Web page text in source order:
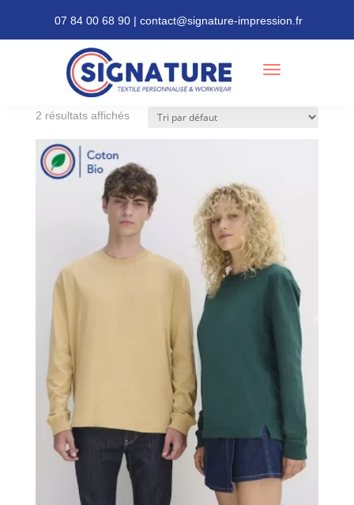
07 84 00 68 90 | contact@signature-impression.fr
/ Produits identifiés “Manches Longues”
Manches Longues
2 résultats affichés